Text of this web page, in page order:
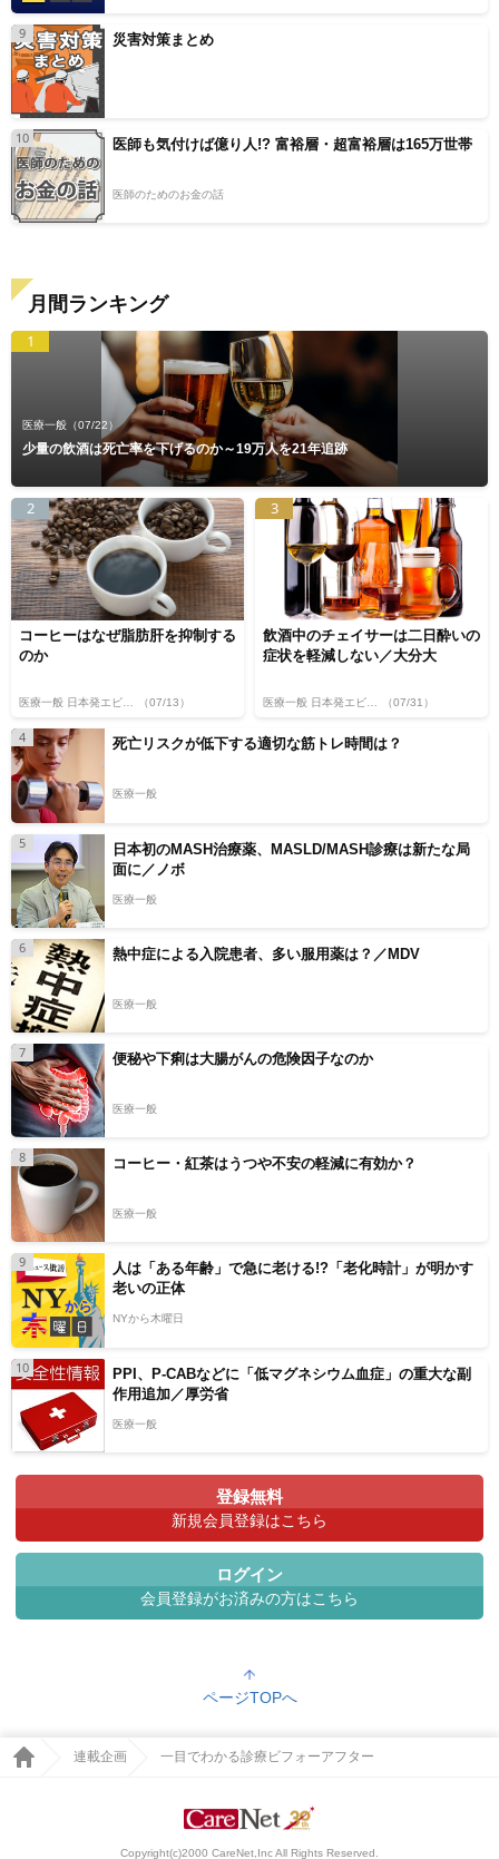
9 災害対策まとめ
10 医師も気付けば億り人!? 富裕層・超富裕層は165万世帯
医師のためのお金の話
月間ランキング
1
医療一般 （07/22）
少量の飲酒は死亡率を下げるのか～19万人を21年追跡
2
コーヒーはなぜ脂肪肝を抑制する
のか
医療一般 日本発エビデンス （07/13）
3
飲酒中のチェイサーは二日酔いの
症状を軽減しない／大分大
医療一般 日本発エビデンス （07/31）
4 死亡リスクが低下する適切な筋トレ時間は？
医療一般
5
日本初のMASH治療薬、MASLD/MASH診療は新たな局
面に／ノボ
医療一般
6 熱中症による入院患者、多い服用薬は？／MDV
医療一般
7 便秘や下痢は大腸がんの危険因子なのか
医療一般
8 コーヒー・紅茶はうつや不安の軽減に有効か？
医療一般
9
人は「ある年齢」で急に老ける!?「老化時計」が明かす
老いの正体
NYから木曜日
10
PPI、P-CABなどに「低マグネシウム血症」の重大な副
作用追加／厚労省
医療一般
登録無料
新規会員登録はこちら
ログイン
会員登録がお済みの方はこちら
ページTOPへ
連載企画 一目でわかる診療ビフォーアフター
Copyright(c)2000 CareNet,Inc All Rights Reserved.